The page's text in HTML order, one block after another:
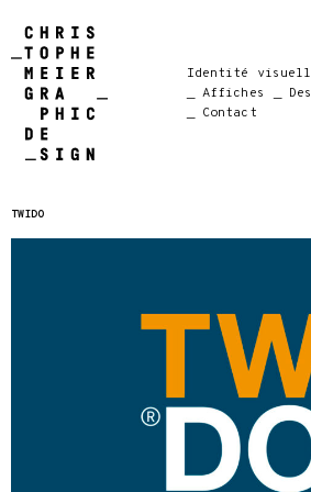
Identité
_ Affiches
_
_ Contact
TWIDO